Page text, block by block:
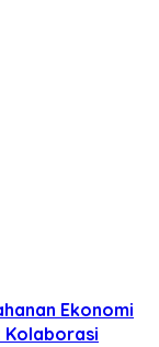
Ekonomi
Kolaborasi